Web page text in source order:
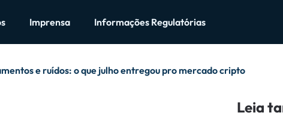
Imprensa Informações Regulatórias
e ruídos: o que julho entregou pro mercado cripto
Leia